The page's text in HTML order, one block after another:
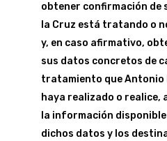
obtener confirmación de
la Cruz está tratando o
y, en caso afirmativo,
sus datos concretos de
tratamiento que Antonio
haya realizado o realice,
la información
dichos datos y los